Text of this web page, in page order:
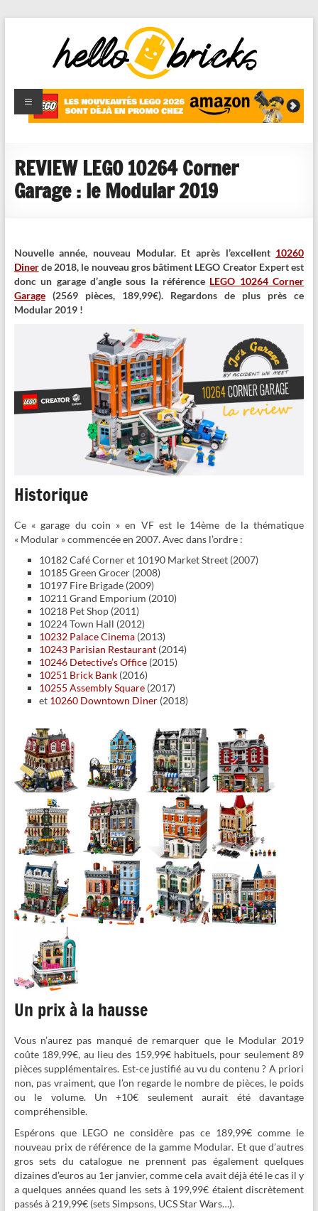
HelloBricks
Blog LEGO,
nouveaut�s
reviews
REVIEW LEGO 10264 Corner
Garage : le Modular 2019
Nouvelle année, nouveau Modular. Et après l’excellent 10260
Dinerde 2018, le nouveau gros bâtiment LEGO Creator Expert est
donc un garage d’angle sous la référence LEGO 10264 Corner
Garage(2569 pièces, 189,99€). Regardons de plus près ce
Modular 2019 !
Historique
Ce « garage du coin » en VF est le 14ème de la thématique
« Modular » commencée en 2007. Avec dans l’ordre :
10182 Café Corner et 10190 Market Street (2007)
10185 Green Grocer (2008)
10197 Fire Brigade (2009)
10211 Grand Emporium (2010)
10218 Pet Shop (2011)
10224 Town Hall (2012)
10232 Palace Cinema(2013)
10243 Parisian Restaurant(2014)
10246 Detective’s Office(2015)
10251 Brick Bank(2016)
10255 Assembly Square(2017)
et 10260 Downtown Diner(2018)
Un prix à la hausse
Vous n’aurez pas manqué de remarquer que le Modular 2019
coûte 189,99€, au lieu des 159,99€ habituels, pour seulement 89
pièces supplémentaires. Est-ce justifié au vu du contenu ? A priori
non, pas vraiment, que l’on regarde le nombre de pièces, le poids
ou le volume. Un +10€ seulement aurait été davantage
compréhensible.
Espérons que LEGO ne considère pas ce 189,99€ comme le
nouveau prix de référence de la gamme Modular. Et que d’autres
gros sets du catalogue ne prennent pas également quelques
dizaines d’euros au 1er janvier, comme cela avait déjà été le cas il y
a quelques années quand les sets à 199,99€ étaient discrètement
passés à 219,99€ (sets Simpsons, UCS Star Wars…).